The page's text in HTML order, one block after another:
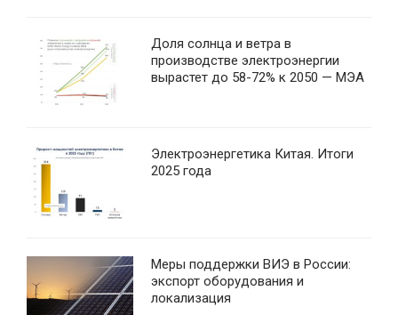
Доля солнца и ветра в
производстве электроэнергии
вырастет до 58-72% к 2050 — МЭА
Электроэнергетика Китая. Итоги
2025 года
Меры поддержки ВИЭ в России:
экспорт оборудования и
локализация